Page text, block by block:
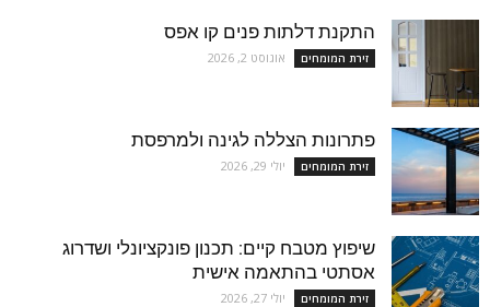
התקנת דלתות פנים קו אפס
זירת המומחים אוגוסט 2, 2026
פתרונות הצללה לגינה ולמרפסת
זירת המומחים יולי 29, 2026
שיפוץ מטבח קיים: תכנון פונקציונלי ושדרוג
אסתטי בהתאמה אישית
זירת המומחים יולי 27, 2026